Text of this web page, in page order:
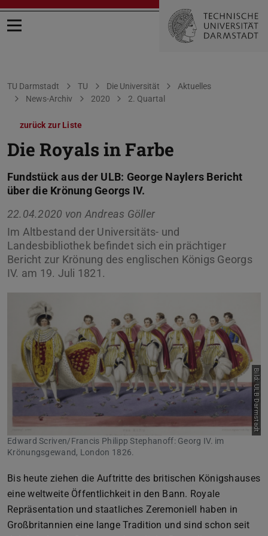
Menü öffnen
Sie befinden sich hier:
TU Darmstadt TU Die Universität
Aktuelles
News-Archiv
2020 2. Quartal
zurück zur Liste
Die Royals in Farbe
Fundstück aus der ULB: George Naylers Bericht
über die Krönung Georgs IV.
22.04.2020 von Andreas Göller
Im Altbestand der Universitäts- und
Landesbibliothek befindet sich ein prächtiger
Bericht zur Krönung des englischen Königs Georgs
IV. am 19. Juli 1821.
Bild: ULB Darmstadt
Edward Scriven/Francis Philipp Stephanoff: Georg IV. im
Krönungsgewand, London 1826.
Bis heute ziehen die Auftritte des britischen Königshauses
eine weltweite Öffentlichkeit in den Bann. Royale
Repräsentation und staatliches Zeremoniell haben in
Großbritannien eine lange Tradition und sind schon seit